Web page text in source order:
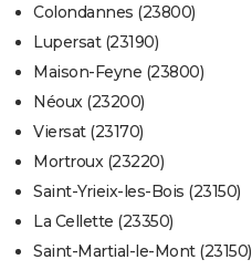
Colondannes (23800)
Lupersat (23190)
Maison-Feyne (23800)
Néoux (23200)
Viersat (23170)
Mortroux (23220)
Saint-Yrieix-les-Bois (23150)
La Cellette (23350)
Saint-Martial-le-Mont (23150)